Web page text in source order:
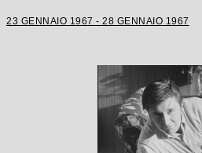
23 GENNAIO 1967 - 28 GENNAIO 1967